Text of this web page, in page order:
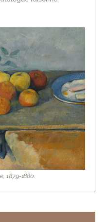
1879-1880.